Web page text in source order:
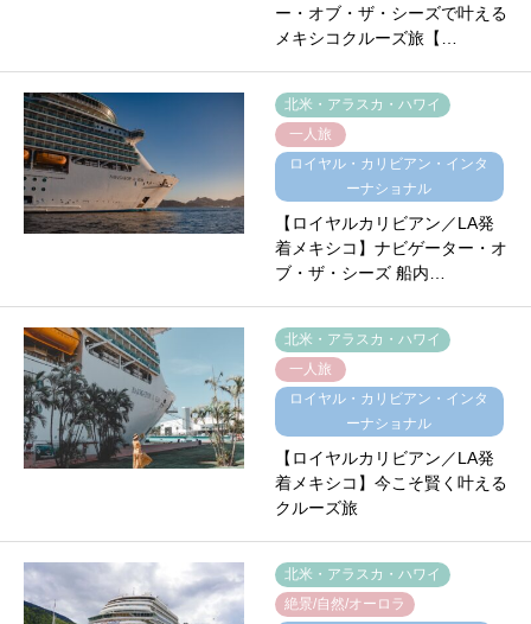
ー・オブ・ザ・シーズで叶える
メキシコクルーズ旅【…
北米・アラスカ・ハワイ
一人旅
ロイヤル・カリビアン・インタ
ーナショナル
【ロイヤルカリビアン／LA発
着メキシコ】ナビゲーター・オ
ブ・ザ・シーズ 船内…
北米・アラスカ・ハワイ
一人旅
ロイヤル・カリビアン・インタ
ーナショナル
【ロイヤルカリビアン／LA発
着メキシコ】今こそ賢く叶える
クルーズ旅
北米・アラスカ・ハワイ
絶景/自然/オーロラ